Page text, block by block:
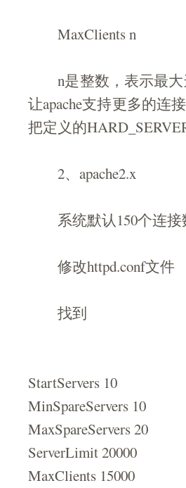
MaxClients n
n是整数，表示最大
让apache支持更多的连
把定义的
2、apache2.x
系统默认150个连接
修改httpd.conf文件
找到
StartServers 10
MinSpareServers 10
MaxSpareServers 20
ServerLimit 20000
MaxClients 15000